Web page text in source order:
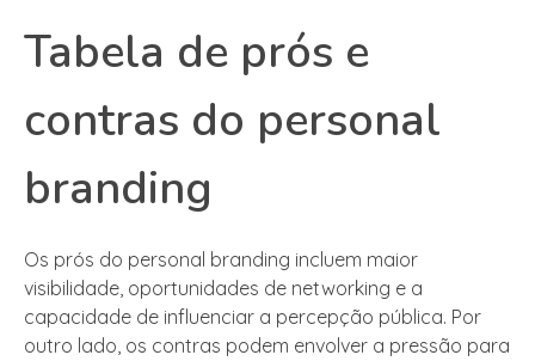
Tabela de prós e
contras do personal
branding
Os prós do personal branding incluem maior
visibilidade, oportunidades de networking e a
capacidade de influenciar a percepção pública. Por
outro lado, os contras podem envolver a pressão para